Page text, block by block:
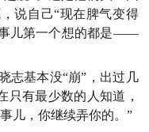
说自己“现在脾气变得
儿第一个想的都是——
志基本没“崩”，出过几
只有最少数的人知道，
儿，你继续弄你的。”